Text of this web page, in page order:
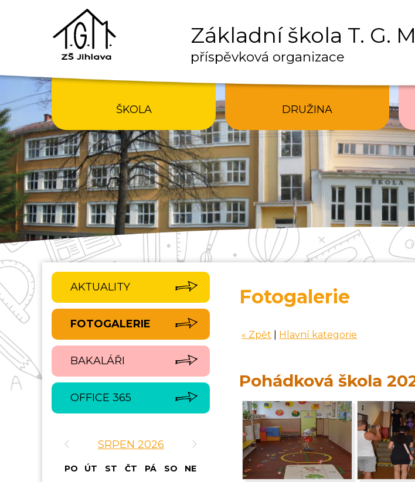
Základní škola T. G.
příspěvková organizace
ŠKOLA DRUŽINA
Fotogalerie
« Zpět Hlavní kategorie
Pohádková škola
AKTUALITY
FOTOGALERIE
BAKALÁŘI
OFFICE 365
SRPEN 2026
PO ÚT ST ČT PÁ SO
NE